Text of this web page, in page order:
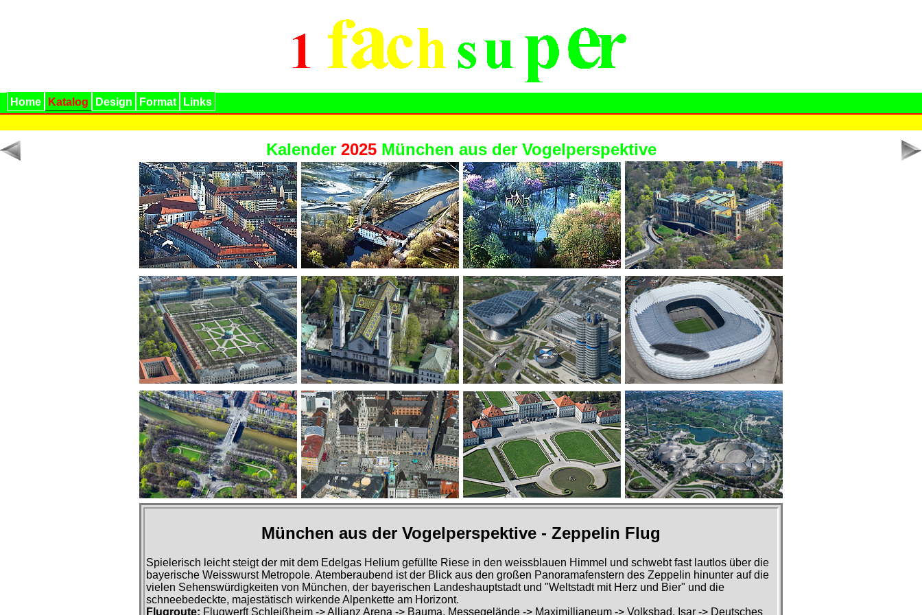
Home Katalog Design Format Links
Kalender 2025München aus der Vogelperspektive
München aus der Vogelperspektive - Zeppelin Flug
Spielerisch leicht steigt der mit dem Edelgas Helium gefüllte Riese in den weissblauen Himmel und schwebt fast lautlos über die
bayerische Weisswurst Metropole. Atemberaubend ist der Blick aus den großen Panoramafenstern des Zeppelin hinunter auf die
vielen Sehenswürdigkeiten von München, der bayerischen Landeshauptstadt und "Weltstadt mit Herz und Bier" und die
schneebedeckte, majestätisch wirkende Alpenkette am Horizont.
Flugroute: Flugwerft Schleißheim -> Allianz Arena -> Bauma, Messegelände -> Maximillianeum -> Volksbad, Isar -> Deutsches